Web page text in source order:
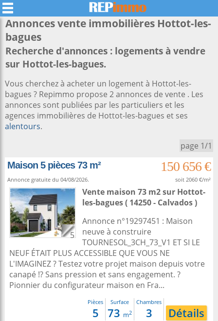
Annonces vente immobilières Hottot-les-
bagues
Recherche d'annonces : logements à vendre
sur Hottot-les-bagues.
Vous cherchez à acheter un logement à Hottot-les-
bagues ? Repimmo propose 2 annonces de vente . Les
annonces sont publiées par les particuliers et les
agences immobilières de Hottot-les-bagues et ses
alentours.
page 1/1
Maison 5 pièces 73 m²
150 656 €
Annonce gratuite du 04/08/2026. soit 2060 €/m²
5
Vente maison 73 m2sur Hottot-
les-bagues( 14250 - Calvados )
Annonce n°19297451 : Maison
neuve à construire
TOURNESOL_3CH_73_V1 ET SI LE
NEUF ÉTAIT PLUS ACCESSIBLE QUE VOUS NE
L'IMAGINEZ ? Testez votre projet maison depuis votre
canapé !? Sans pression et sans engagement. ?
Pionnier du configurateur maison en Fra...
Pièces
5
Surface
73 m2
Chambres
3 Détails